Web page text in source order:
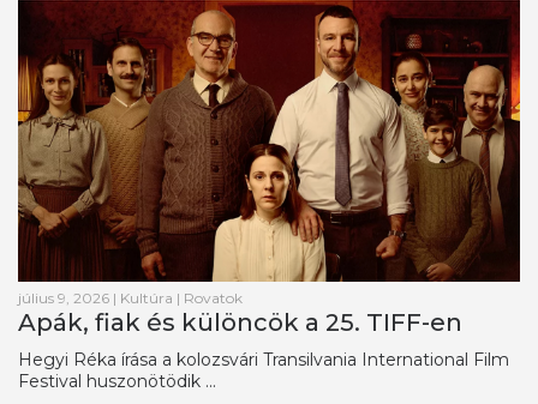
július 9, 2026 | Kultúra | Rovatok
Apák, fiak és különcök a 25. TIFF-en
Hegyi Réka írása a kolozsvári Transilvania International Film
Festival huszonötödik ...